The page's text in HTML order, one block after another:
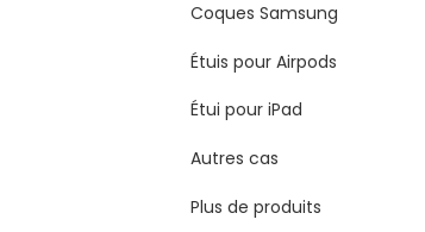
Coques Samsung
Étuis pour Airpods
Étui pour iPad
Autres cas
Plus de produits